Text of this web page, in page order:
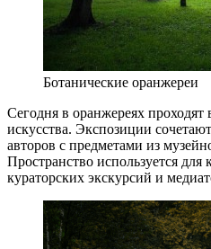
Ботанические оранжереи
Сегодня в оранжереях проходят
искусства. Экспозиции
авторов с предметами из
Пространство используется
кураторских экскурсий и